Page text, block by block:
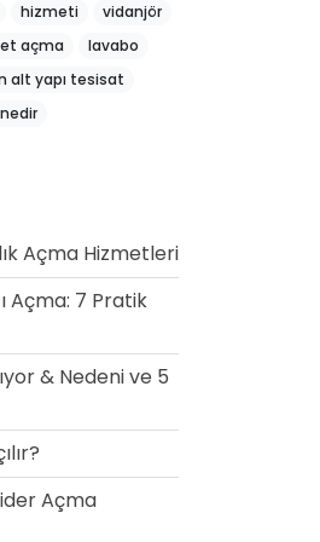
hizmeti
vidanjör
açma
lavabo
alt yapı tesisat
Açma Hizmetleri
Açma: 7 Pratik
& Nedeni ve 5
Açma